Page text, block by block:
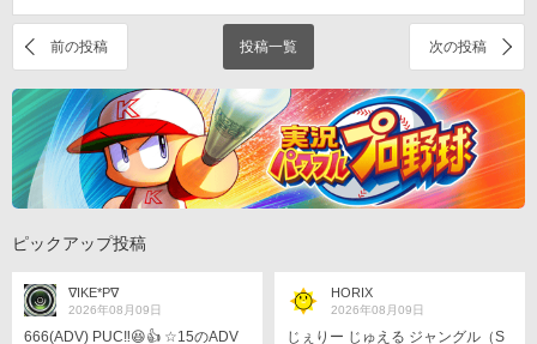
前の投稿 投稿一覧 次の投稿
ピックアップ投稿
∇IKE*P∇
2026年08月09日
666(ADV) PUC‼️😆👍 ☆15のADV
HORIX
2026年08月09日
じぇりー じゅえる ジャングル（S